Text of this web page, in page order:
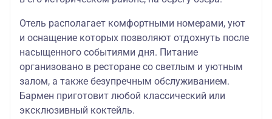
Отель располагает комфортными номерами, уют
и оснащение которых позволяют отдохнуть после
насыщенного событиями дня. Питание
организовано в ресторане со светлым и уютным
залом, а также безупречным обслуживанием.
Бармен приготовит любой классический или
эксклюзивный коктейль.